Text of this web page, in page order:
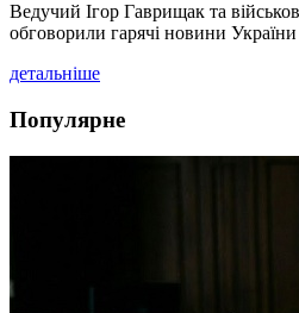
Ведучий Ігор Гаврищак та
обговорили гарячі новини
детальніше
Популярне